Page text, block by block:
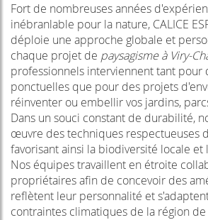
Fort de nombreuses années
inébranlable pour la nature, CALICE
déploie une approche globale et
chaque projet de paysagisme à Viry-
professionnels interviennent tant pour
ponctuelles que pour des projets
réinventer ou embellir vos jardins,
Dans un souci constant de durabilité,
œuvre des techniques respectueuses
favorisant ainsi la biodiversité locale et
Nos équipes travaillent en étroite
propriétaires afin de concevoir des
reflètent leur personnalité et
contraintes climatiques de la région de